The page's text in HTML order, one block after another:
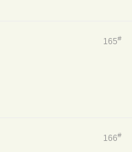
165#
166#